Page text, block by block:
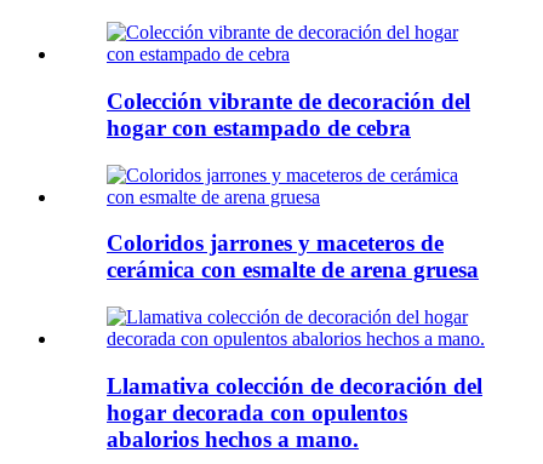
Colección vibrante de decoración del
hogar con estampado de cebra
Coloridos jarrones y maceteros de
cerámica con esmalte de arena gruesa
Llamativa colección de decoración del
hogar decorada con opulentos
abalorios hechos a mano.